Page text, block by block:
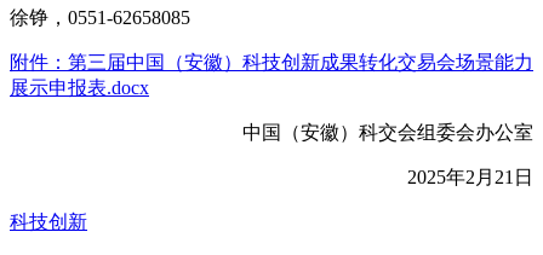
徐铮，0551-62658085
附件：第三届中国（安徽）科技创新成果转化交易会场景能力
展示申报表.docx
中国（安徽）科交会组委会办公室
2025年2月21日
科技创新